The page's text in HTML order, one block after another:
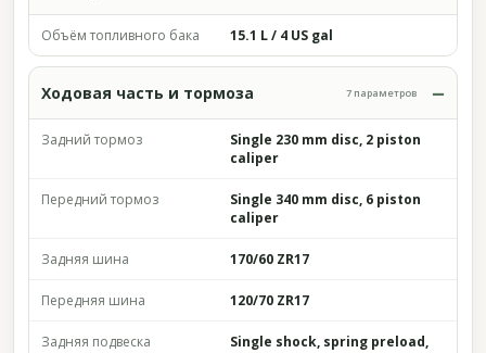
Объём топливного бака 15.1 L / 4 US gal
Ходовая часть и тормоза 7 параметров
Задний тормоз
Single 230 mm disc, 2 piston
caliper
Передний тормоз
Single 340 mm disc, 6 piston
caliper
Задняя шина 170/60 ZR17
Передняя шина 120/70 ZR17
Задняя подвеска
Single shock, spring preload,